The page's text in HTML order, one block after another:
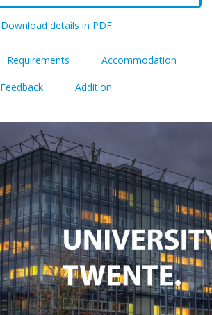
Download details in PDF
Requirements Accommodation
Feedback Addition